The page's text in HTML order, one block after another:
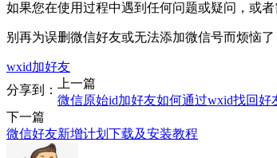
如果您在使用过程中遇到任何问题或疑问，或
别再为误删微信好友或无法添加微信号而烦恼
wxid加好友
分享到：
上一篇
微信原始id加好友如何通过wxid找回好
下一篇
微信好友新增计划下载及安装教程